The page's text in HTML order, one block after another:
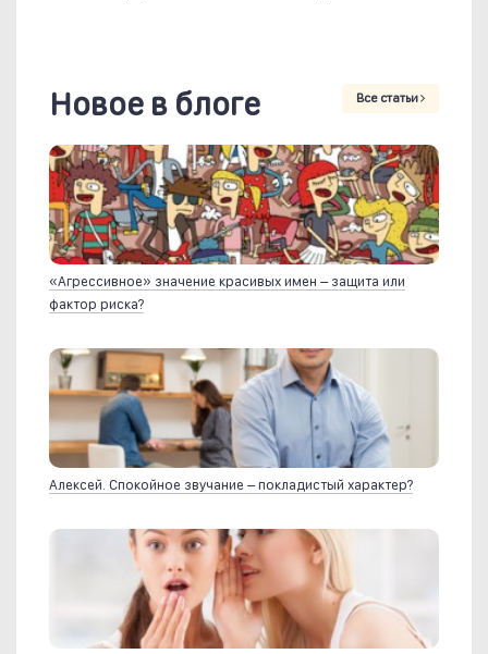
Новое в блоге Все статьи
«Агрессивное» значение красивых имен – защита или
фактор риска?
Алексей. Спокойное звучание – покладистый характер?